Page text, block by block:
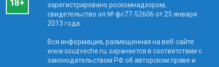
зарегистрировано роскомнадзором,
свидетельство эл № фc77-52606 от 25 января
2013 года.
Вся информация, размещенная на веб-сайте
www.souzveche.ru, охраняется в соответствии с
законодательством РФ об авторском праве и